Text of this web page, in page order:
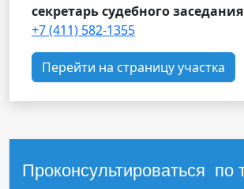
секретарь судебного заседания
+7 (411) 582-1355
Перейти на страницу участка